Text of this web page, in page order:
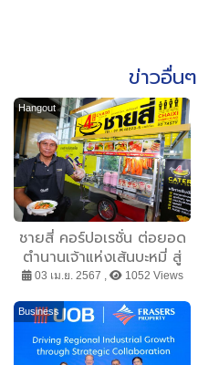
ข่าวอื่น
Hangout
ชายสี่ คอร์ปอเรชั่น ต่อยอด
ตำนานเจ้าแห่งเส้นบะหมี่ สู่
สตรีทฟู้ดมหาชน รุกทรานส์
สากล เดินหน้าเติบโตแบบไร้
ขีดจำกัด
03 เม.ย. 2567 , 1052 Views
Business